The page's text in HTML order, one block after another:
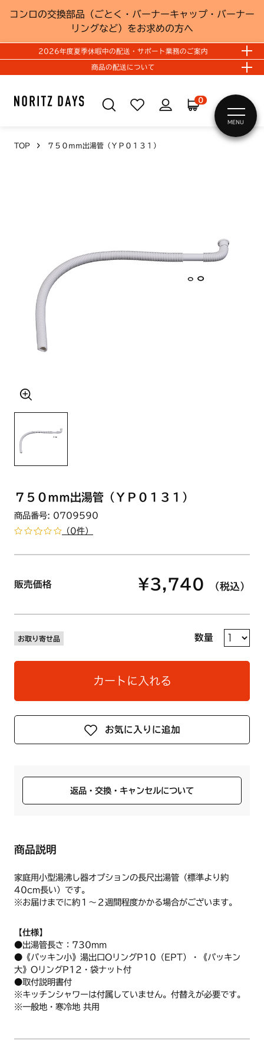
コンロの交換部品（ごとく・バーナーキャップ・バーナー
リングなど）をお求めの方へ
2026年度夏季休暇中の配送・サポート業務のご案内
商品の配送について
0
MENU
TOP ７５０ｍｍ出湯管（ＹＰ０１３１）
７５０ｍｍ出湯管（ＹＰ０１３１）
商品番号: 0709590
（0件）
販売価格 ¥3,740 （税込）
お取り寄せ品 数量
カートに入れる
お気に入りに追加
返品・交換・キャンセルについて
商品説明
家庭用小型湯沸し器オプションの長尺出湯管（標準より約
40cm長い）です。
※お届けまでに約１～２週間程度かかる場合がございます。
【仕様】
●出湯管長さ：730mm
●《パッキン小》湯出口OリングP10（EPT）・《パッキン
大》OリングP12・袋ナット付
●取付説明書付
※キッチンシャワーは付属していません。付替えが必要です。
※一般地・寒冷地 共用